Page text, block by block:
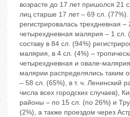
возрасте до 17 лет пришолся 21
лиц старше 17 лет – 69 сл. (77%).
регистрировалась трехдневная
четырехдневная малярия – 1 сл.
составу в 84 сл. (94%)
малярия, в 4 сл. (4%) –
четырехдневная и овале-
малярии распределялись таким
– 58 сл. (65%), в т. ч. Ленинский
числа всех городских случаев),
районы – по 15 сл. (по 26%) и
(2%), а также проездом через